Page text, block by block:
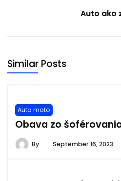
Auto ako
Similar Posts
Auto moto
Obava zo
By September 16, 2023